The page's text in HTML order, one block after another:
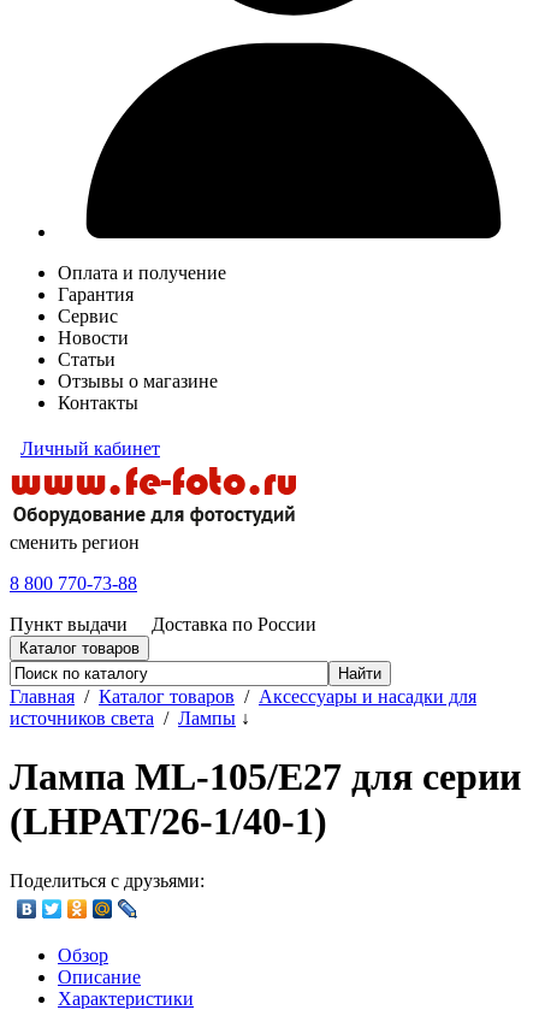
Оплата и получение
Гарантия
Сервис
Новости
Статьи
Отзывы о магазине
Контакты
Личный кабинет
сменить регион
8 800 770-73-88
Пункт выдачи
Доставка по России
Каталог товаров
Главная / Каталог товаров / Аксессуары и насадки для
источников света / Лампы ↓
Лампа ML-105/E27 для серии
(LHPAT/26-1/40-1)
Поделиться с друзьями:
Обзор
Описание
Характеристики